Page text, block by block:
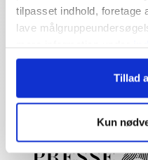
tilpasset indhold, foretage
lave
persondatapolitik. Du
tilbage eller ændre
"Cookiedeklaration", eller
Hvis du tillader det, vil vi
Tillad
Kun
Dybdegående og
Økonomisk Ugebrev har i
og dagsordensættende
den brede offentlighed.
Vi tager ansvar for vores